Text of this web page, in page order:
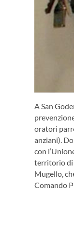
A San
oratori
anziani).
con
territorio di
Mugello,
Comando